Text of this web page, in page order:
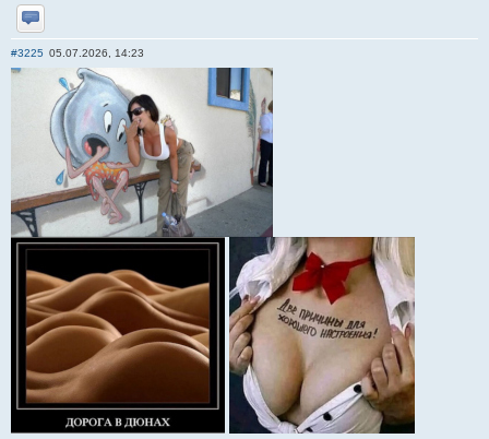
Отправить личное сообщение
#3225 05.07.2026, 14:23